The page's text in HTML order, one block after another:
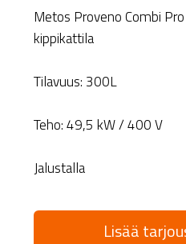
Metos Proveno Combi
kippikattila
Tilavuus: 300L
Teho: 49,5 kW / 400 V
Jalustalla
Lisää